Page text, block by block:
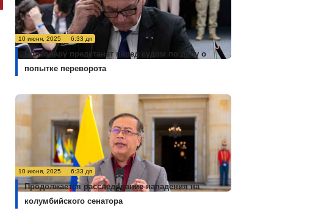
10 июня, 2025 6:33 дп
Болсонару предстанет перед судом по делу о
попытке переворота
10 июня, 2025 6:33 дп
Продолжается расследование нападения на
колумбийского сенатора